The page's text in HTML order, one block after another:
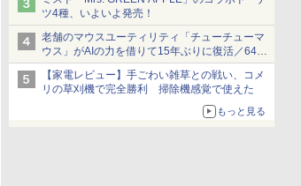
ツ4種、いよいよ発売！
老舗のマウスユーティリティ「チューチューマ
ウス」がAIの力を借りて15年ぶりに復活／64bit
化、Windows 10/11、「Chrome」も走り回
る。復活記念で2026年末まで500円
【家電レビュー】手ごわい雑草との戦い、コメ
リの草刈機で完全勝利 掃除機感覚で使えた
もっと見る